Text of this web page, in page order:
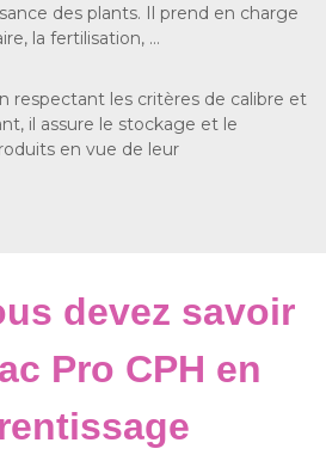
des plants. Il prend en charge
la fertilisation, …
respectant les critères de calibre et
il assure le stockage et le
en vue de leur
devez savoir
Pro CPH en